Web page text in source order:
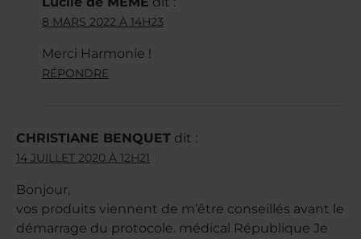
8 MARS 2022 À 14H23
Merci Harmonie !
RÉPONDRE
CHRISTIANE BENQUET dit :
14 JUILLET 2020 À 12H21
Bonjour,
vos produits viennent de m’être conseillés avant le
démarrage du protocole. médical République Je